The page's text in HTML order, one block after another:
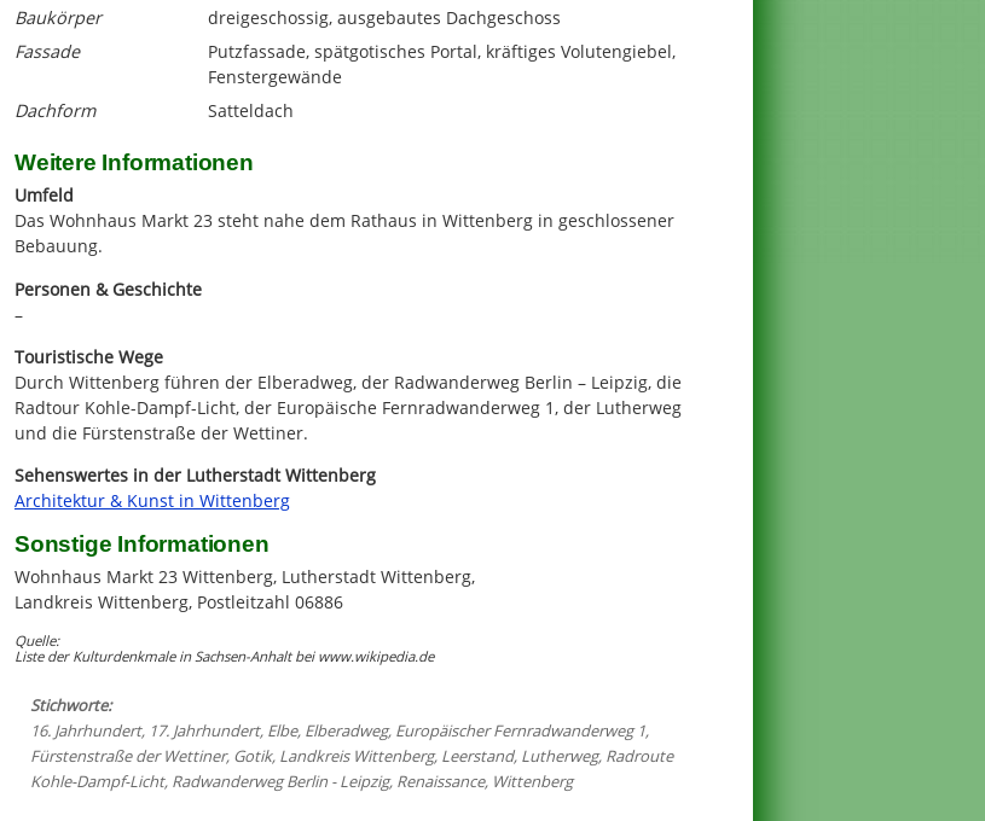
Baukörper
dreigeschossig, ausgebautes Dachgeschoss
Fassade
Putzfassade, spätgotisches Portal, kräftiges Volutengiebel,
Fenstergewände
Dachform
Satteldach
Weitere Informationen
Umfeld
Das Wohnhaus Markt 23 steht nahe dem Rathaus in Wittenberg in geschlossener
Bebauung.
Personen & Geschichte
–
Touristische Wege
Durch Wittenberg führen der Elberadweg, der Radwanderweg Berlin – Leipzig, die
Radtour Kohle-Dampf-Licht, der Europäische Fernradwanderweg 1, der Lutherweg
und die Fürstenstraße der Wettiner.
Sehenswertes in der Lutherstadt Wittenberg
Architektur & Kunst in Wittenberg
Sonstige Informationen
Wohnhaus Markt 23 Wittenberg, Lutherstadt Wittenberg,
Landkreis Wittenberg, Postleitzahl 06886
Quelle:
Liste der Kulturdenkmale in Sachsen-Anhalt bei www.wikipedia.de
Stichworte:
16. Jahrhundert, 17. Jahrhundert, Elbe, Elberadweg, Europäischer Fernradwanderweg 1,
Fürstenstraße der Wettiner, Gotik, Landkreis Wittenberg, Leerstand, Lutherweg, Radroute
Kohle-Dampf-Licht, Radwanderweg Berlin - Leipzig, Renaissance, Wittenberg